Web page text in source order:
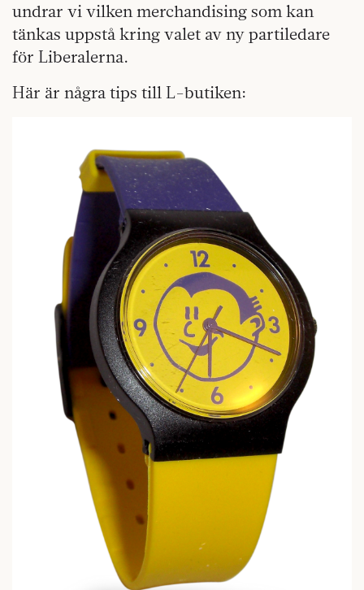
undrar vi vilken merchandising som kan
tänkas uppstå kring valet av ny partiledare
för Liberalerna.
Här är några tips till L-butiken: